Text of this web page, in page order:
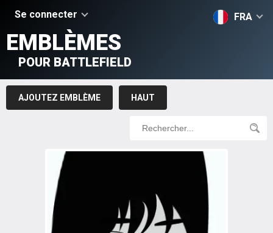
Se connecter FRA
EMBLÈMES
POUR BATTLEFIELD
AJOUTEZ EMBLÈME HAUT